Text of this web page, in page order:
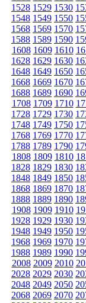
1528 1529 1530
1548 1549 1550
1568 1569 1570
1588 1589 1590
1608 1609 1610
1628 1629 1630
1648 1649 1650
1668 1669 1670
1688 1689 1690
1708 1709 1710
1728 1729 1730
1748 1749 1750
1768 1769 1770
1788 1789 1790
1808 1809 1810
1828 1829 1830
1848 1849 1850
1868 1869 1870
1888 1889 1890
1908 1909 1910
1928 1929 1930
1948 1949 1950
1968 1969 1970
1988 1989 1990
2008 2009 2010
2028 2029 2030
2048 2049 2050
2068 2069 2070